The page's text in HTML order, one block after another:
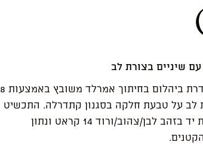
שיניים בצורת לב
טבעת אירוסין זו מתהדרת ביהלום בחיתוך אמרלד משובץ באמצעות 8
לב על טבעת חלקה בסגנון קתדרלה. התכשיט
מיוצר בישראל בעבודת יד בזהב לבן/צהוב/ורוד 14 קראט ונתון